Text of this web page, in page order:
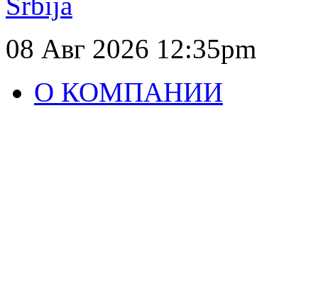
08 Авг 2026 12:35pm
О КОМПАНИИ